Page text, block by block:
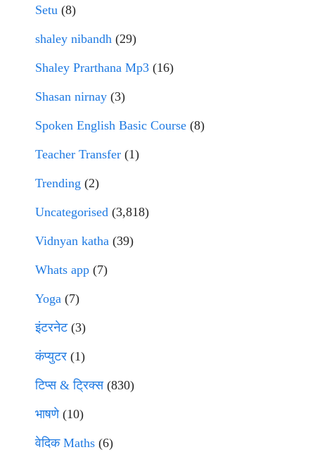
Setu (8)
shaley nibandh (29)
Shaley Prarthana Mp3 (16)
Shasan nirnay (3)
Spoken English Basic Course (8)
Teacher Transfer (1)
Trending (2)
Uncategorised (3,818)
Vidnyan katha (39)
Whats app (7)
Yoga (7)
इंटरनेट(3)
कंप्युटर (1)
टिप्स & ट्रिक्स(830)
भाषणे(10)
वेदिक Maths (6)